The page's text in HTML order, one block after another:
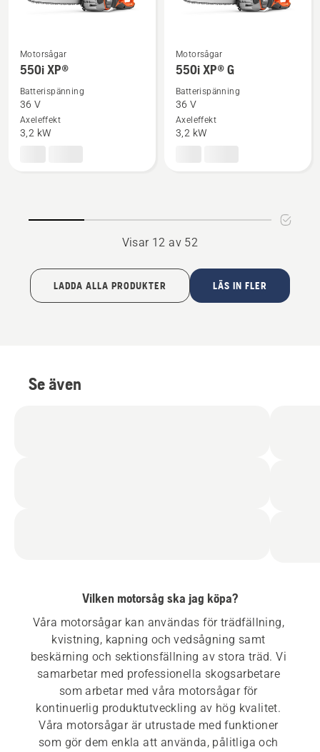
Se
mer
information
550i
Motorsågar
550i XP®
Batterispänning
36 V
Axeleffekt
3,2 kW
Se
mer
information
550i
Motorsågar
550i XP® G
Batterispänning
36 V
Axeleffekt
3,2 kW
Visar 12 av 52
LADDA ALLA PRODUKTER LÄS IN FLER
Se även
Vilken motorsåg ska jag köpa?
Våra motorsågar kan användas för trädfällning,
kvistning, kapning och vedsågning samt
beskärning och sektionsfällning av stora träd. Vi
samarbetar med professionella skogsarbetare
som arbetar med våra motorsågar för
kontinuerlig produktutveckling av hög kvalitet.
Våra motorsågar är utrustade med funktioner
som gör dem enkla att använda, pålitliga och